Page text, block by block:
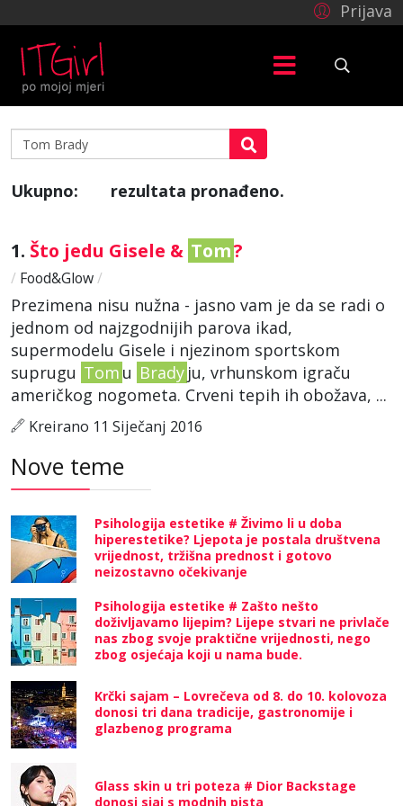
Prijava
Ukupno: rezultata pronađeno.
1. Što jedu Gisele & Tom?
/ Food&Glow/
Prezimena nisu nužna - jasno vam je da se radi o
jednom od najzgodnijih parova ikad,
supermodelu Gisele i njezinom sportskom
suprugu Tom u Brady ju, vrhunskom igraču
američkog nogometa. Crveni tepih ih obožava, ...
Kreirano 11 Siječanj 2016
Nove teme
Psihologija estetike # Živimo li u doba
hiperestetike? Ljepota je postala društvena
vrijednost, tržišna prednost i gotovo
neizostavno očekivanje
Psihologija estetike # Zašto nešto
doživljavamo lijepim? Lijepe stvari ne privlače
nas zbog svoje praktične vrijednosti, nego
zbog osjećaja koji u nama bude.
Krčki sajam – Lovrečeva od 8. do 10. kolovoza
donosi tri dana tradicije, gastronomije i
glazbenog programa
Glass skin u tri poteza # Dior Backstage
donosi sjaj s modnih pista